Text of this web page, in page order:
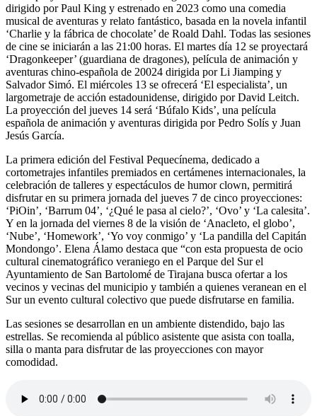
dirigido por Paul King y estrenado en 2023 como una comedia
musical de aventuras y relato fantástico, basada en la novela infantil
‘Charlie y la fábrica de chocolate’ de Roald Dahl. Todas las sesiones
de cine se iniciarán a las 21:00 horas. El martes día 12 se proyectará
‘Dragonkeeper’ (guardiana de dragones), película de animación y
aventuras chino-española de 20024 dirigida por Li Jiamping y
Salvador Simó. El miércoles 13 se ofrecerá ‘El especialista’, un
largometraje de acción estadounidense, dirigido por David Leitch.
La proyección del jueves 14 será ‘Búfalo Kids’, una película
española de animación y aventuras dirigida por Pedro Solís y Juan
Jesús García.
La primera edición del Festival Pequecínema, dedicado a
cortometrajes infantiles premiados en certámenes internacionales, la
celebración de talleres y espectáculos de humor clown, permitirá
disfrutar en su primera jornada del jueves 7 de cinco proyecciones:
‘PiOin’, ‘Barrum 04’, ‘¿Qué le pasa al cielo?’, ‘Ovo’ y ‘La calesita’.
Y en la jornada del viernes 8 de la visión de ‘Anacleto, el globo’,
‘Nube’, ‘Homework’, ‘Yo voy conmigo’ y ‘La pandilla del Capitán
Mondongo’. Elena Álamo destaca que “con esta propuesta de ocio
cultural cinematográfico veraniego en el Parque del Sur el
Ayuntamiento de San Bartolomé de Tirajana busca ofertar a los
vecinos y vecinas del municipio y también a quienes veranean en el
Sur un evento cultural colectivo que puede disfrutarse en familia.
Las sesiones se desarrollan en un ambiente distendido, bajo las
estrellas. Se recomienda al público asistente que asista con toalla,
silla o manta para disfrutar de las proyecciones con mayor
comodidad.